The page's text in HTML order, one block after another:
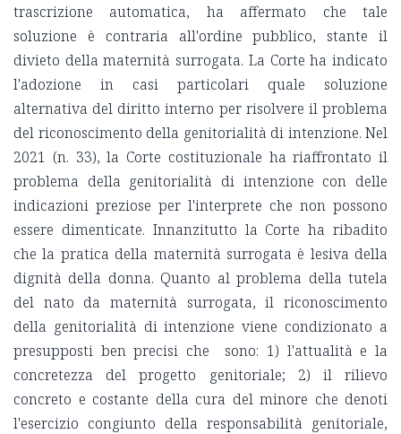
trascrizione automatica, ha affermato che tale
soluzione è contraria all'ordine pubblico, stante il
divieto della maternità surrogata. La Corte ha indicato
l'adozione in casi particolari quale soluzione
alternativa del diritto interno per risolvere il problema
del riconoscimento della genitorialità di intenzione. Nel
2021 (n. 33), la Corte costituzionale ha riaffrontato il
problema della genitorialità di intenzione con delle
indicazioni preziose per l'interprete che non possono
essere dimenticate. Innanzitutto la Corte ha ribadito
che la pratica della maternità surrogata è lesiva della
dignità della donna. Quanto al problema della tutela
del nato da maternità surrogata, il riconoscimento
della genitorialità di intenzione viene condizionato a
presupposti ben precisi che sono: 1) l'attualità e la
concretezza del progetto genitoriale; 2) il rilievo
concreto e costante della cura del minore che denoti
l'esercizio congiunto della responsabilità genitoriale,